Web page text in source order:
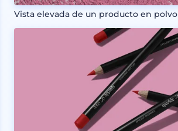
Vista elevada de un producto en polvo